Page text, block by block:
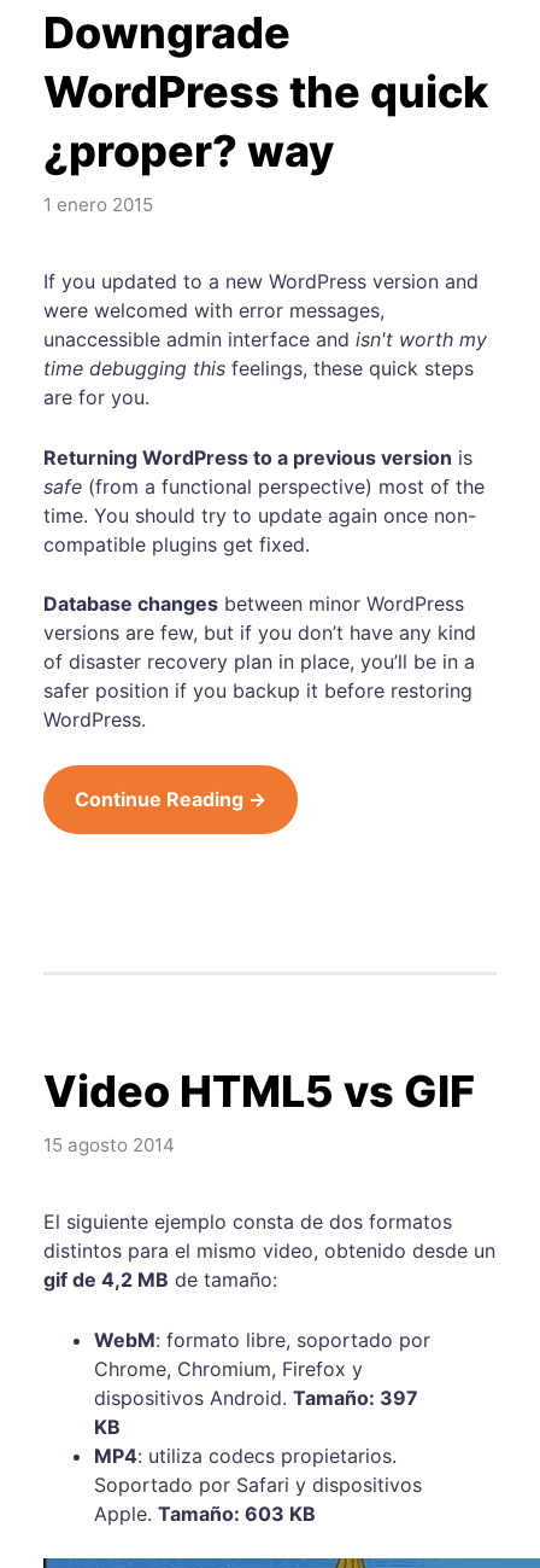
Downgrade
WordPress the quick
¿proper? way
1 enero 2015
If you updated to a new WordPress version and
were welcomed with error messages,
unaccessible admin interface and isn't worth my
time debugging thisfeelings, these quick steps
are for you.
Returning WordPress to a previous version is
safe(from a functional perspective) most of the
time. You should try to update again once non-
compatible plugins get fixed.
Database changesbetween minor WordPress
versions are few, but if you don’t have any kind
of disaster recovery plan in place, you’ll be in a
safer position if you backup it before restoring
WordPress.
Continue Reading →
Video HTML5 vs GIF
15 agosto 2014
El siguiente ejemplo consta de dos formatos
distintos para el mismo video, obtenido desde un
gif de 4,2 MB de tamaño:
WebM: formato libre, soportado por
Chrome, Chromium, Firefox y
dispositivos Android. Tamaño: 397
KB
MP4: utiliza codecs propietarios.
Soportado por Safari y dispositivos
Apple. Tamaño: 603 KB